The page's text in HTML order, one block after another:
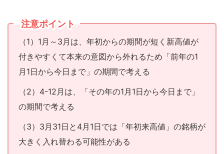
注意ポイント
（1）1月～3月は、年初からの期間が短く新高値が
付きやすくて本来の意図から外れるため「前年の1
月1日から今日まで」の期間で考える
（2）4-12月は、「その年の1月1日から今日まで」
の期間で考える
（3）3月31日と4月1日では「年初来高値」の銘柄が
大きく入れ替わる可能性がある